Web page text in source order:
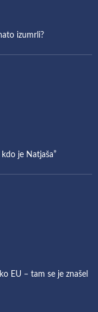
izumrli?
je Natjaša”
EU – tam se je znašel